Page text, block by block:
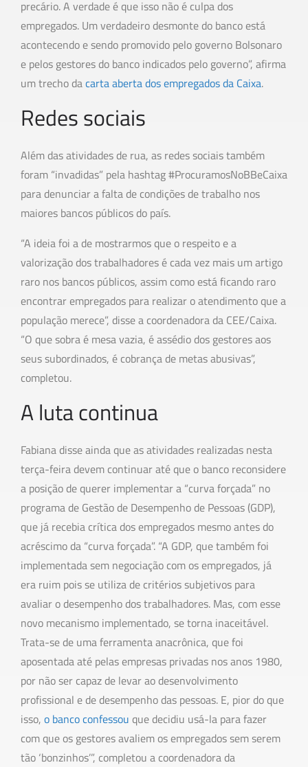
precário. A verdade é que isso não é culpa dos
empregados. Um verdadeiro desmonte do banco está
acontecendo e sendo promovido pelo governo Bolsonaro
e pelos gestores do banco indicados pelo governo”, afirma
um trecho dacarta aberta dos empregados da Caixa.
Redes sociais
Além das atividades de rua, as redes sociais também
foram “invadidas” pela hashtag #ProcuramosNoBBeCaixa
para denunciar a falta de condições de trabalho nos
maiores bancos públicos do país.
“A ideia foi a de mostrarmos que o respeito e a
valorização dos trabalhadores é cada vez mais um artigo
raro nos bancos públicos, assim como está ficando raro
encontrar empregados para realizar o atendimento que a
população merece”, disse a coordenadora da CEE/Caixa.
“O que sobra é mesa vazia, é assédio dos gestores aos
seus subordinados, é cobrança de metas abusivas”,
completou.
A luta continua
Fabiana disse ainda que as atividades realizadas nesta
terça-feira devem continuar até que o banco reconsidere
a posição de querer implementar a “curva forçada” no
programa de Gestão de Desempenho de Pessoas (GDP),
que já recebia crítica dos empregados mesmo antes do
acréscimo da “curva forçada”. “A GDP, que também foi
implementada sem negociação com os empregados, já
era ruim pois se utiliza de critérios subjetivos para
avaliar o desempenho dos trabalhadores. Mas, com esse
novo mecanismo implementado, se torna inaceitável.
Trata-se de uma ferramenta anacrônica, que foi
aposentada até pelas empresas privadas nos anos 1980,
por não ser capaz de levar ao desenvolvimento
profissional e de desempenho das pessoas. E, pior do que
isso, o banco confessou que decidiu usá-la para fazer
com que os gestores avaliem os empregados sem serem
tão ‘bonzinhos’”, completou a coordenadora da